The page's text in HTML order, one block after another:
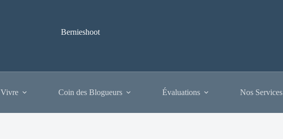
Bernieshoot
Coin des Blogueurs Évaluations Nos Services